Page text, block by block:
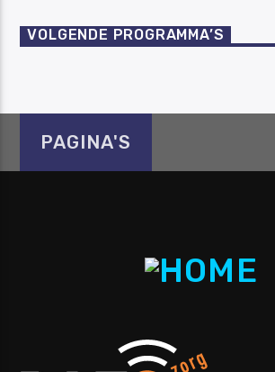
VOLGENDE PROGRAMMA’S
PAGINA'S